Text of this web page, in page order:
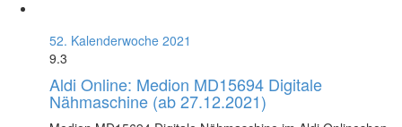
52. Kalenderwoche 2021
9.3
Aldi Online: Medion MD15694 Digitale
Nähmaschine (ab 27.12.2021)